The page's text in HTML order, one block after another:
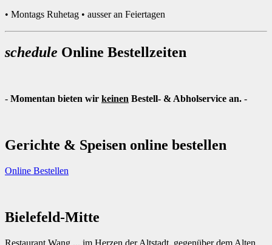
• Montags Ruhetag • ausser an Feiertagen
schedule Online Bestellzeiten
- Momentan bieten wir keinen Bestell- & Abholservice an. -
Gerichte & Speisen online bestellen
Online Bestellen
Bielefeld-Mitte
Restaurant Wang ... im Herzen der Altstadt, gegenüber dem Alten